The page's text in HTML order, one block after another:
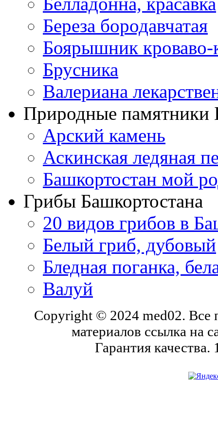
Береза бородавчатая
Боярышник кроваво-
Брусника
Валериана
Природные памятники
Арский камень
Аскинская ледяная
Башкортостан мой
Грибы Башкортостана
20 видов грибов в
Белый гриб, дубовый
Бледная поганка,
Валуй
Copyright © 2024 med02. Все
материалов ссылка на
Гарантия